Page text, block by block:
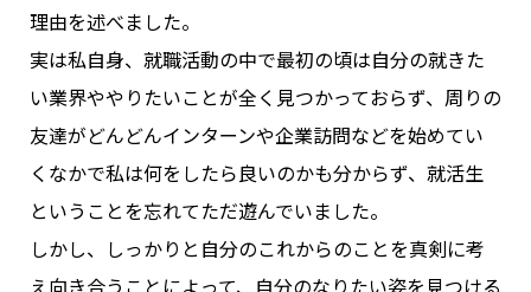
理由を述べました。
実は私自身、就職活動の中で最初の頃は自分の就きた
い業界ややりたいことが全く見つかっておらず、周りの
友達がどんどんインターンや企業訪問などを始めてい
くなかで私は何をしたら良いのかも分からず、就活生
ということを忘れてただ遊んでいました。
しかし、しっかりと自分のこれからのことを真剣に考